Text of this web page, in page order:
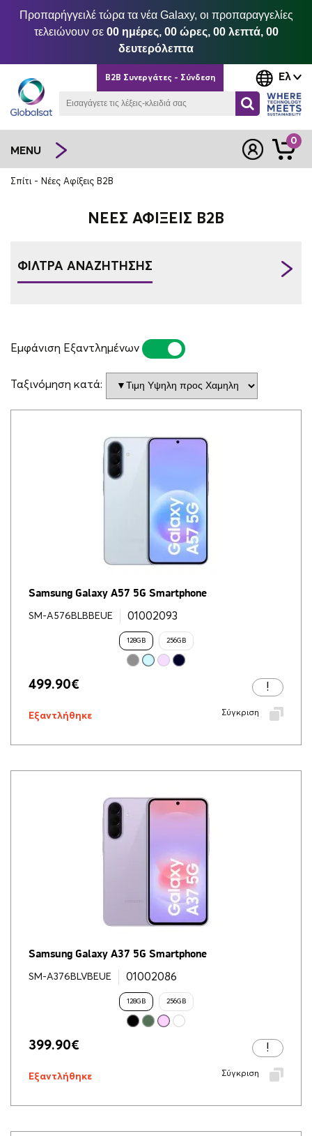
Προπαρήγγειλέ τώρα τα νέα Galaxy, οι προπαραγγελίες
τελειώνουν σε 00 ημέρες, 00 ώρες, 00 λεπτά, 00
δευτερόλεπτα
Ελ
B2B Συνεργάτες - Σύνδεση
MENU
0
Σπίτι Νέες Αφίξεις B2B
ΝΈΕΣ ΑΦΊΞΕΙΣ B2B
ΦΙΛΤΡΑ ΑΝΑΖΗΤΗΣΗΣ
Εμφάνιση Εξαντλημένων
Ταξινόμηση κατά:
Samsung Galaxy A57 5G Smartphone
SM-A576BLBBEUE 01002093
128GB 256GB
499.90€
Εξαντλήθηκε Σύγκριση
Samsung Galaxy A37 5G Smartphone
SM-A376BLVBEUE 01002086
128GB 256GB
399.90€
Εξαντλήθηκε Σύγκριση